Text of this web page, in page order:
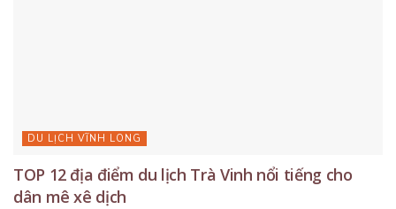
DU LỊCH VĨNH LONG
TOP 12 địa điểm du lịch Trà Vinh nổi tiếng cho
dân mê xê dịch